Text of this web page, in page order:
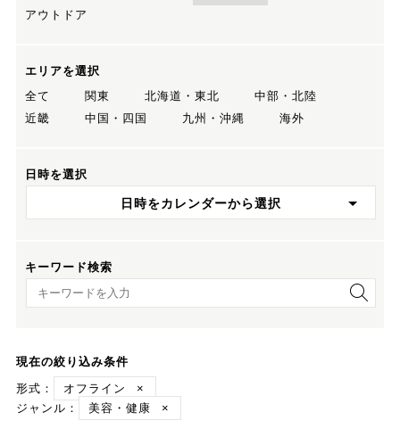
アウトドア
エリアを選択
全て
関東 北海道・東北
中部・北陸
近畿
中国・四国 九州・沖縄 海外
日時を選択
日時をカレンダーから選択
キーワード検索
キーワード検索
現在の絞り込み条件
形式：
オフライン
×
ジャンル：
美容・健康 ×